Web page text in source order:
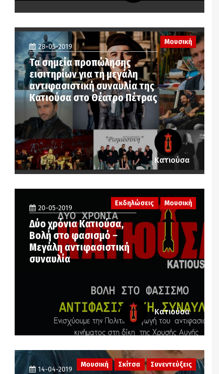
Μουσική
28-05-2019
Τα σημεία προπώλησης
εισιτηρίων για τη μεγάλη
αντιφασιστική συναυλία της
Κατιούσα στο Θέατρο Πέτρας
Κατιούσα
20-05-2019
Δύο χρόνια Κατιούσα,
Βολή στο φασισμό –
Μεγάλη αντιφασιστική
συναυλία
Εκδηλώσεις Μουσική
Κατιούσα
14-04-2019
Μουσική Σκίτσα Συνεντεύξεις